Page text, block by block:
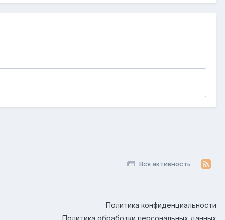
Вся активность
Политика конфиденциальности
Политика обработки персональных данных